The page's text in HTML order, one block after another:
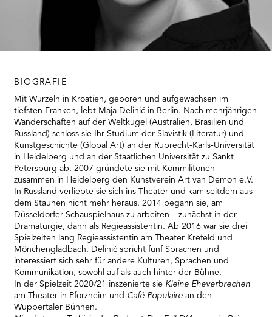
BIOGRAFIE
Mit Wurzeln in Kroatien, geboren und aufgewachsen im
tiefsten Franken, lebt Maja Delinić in Berlin. Nach mehrjährigen
Wanderschaften auf der Weltkugel (Australien, Brasilien und
Russland) schloss sie Ihr Studium der Slavistik (Literatur) und
Kunstgeschichte (Global Art) an der Ruprecht-Karls-Universität
in Heidelberg und an der Staatlichen Universität zu Sankt
Petersburg ab. 2007 gründete sie mit Kommilitonen
zusammen in Heidelberg den Kunstverein Art van Demon e.V.
In Russland verliebte sie sich ins Theater und kam seitdem aus
dem Staunen nicht mehr heraus. 2014 begann sie, am
Düsseldorfer Schauspielhaus zu arbeiten – zunächst in der
Dramaturgie, dann als Regieassistentin. Ab 2016 war sie drei
Spielzeiten lang Regieassistentin am Theater Krefeld und
Mönchengladbach. Delinić spricht fünf Sprachen und
interessiert sich sehr für andere Kulturen, Sprachen und
Kommunikation, sowohl auf als auch hinter der Bühne.
In der Spielzeit 2020/21 inszenierte sie Kleine Eheverbrechen
am Theater in Pforzheim und Café Populaire an den
Wuppertaler Bühnen.